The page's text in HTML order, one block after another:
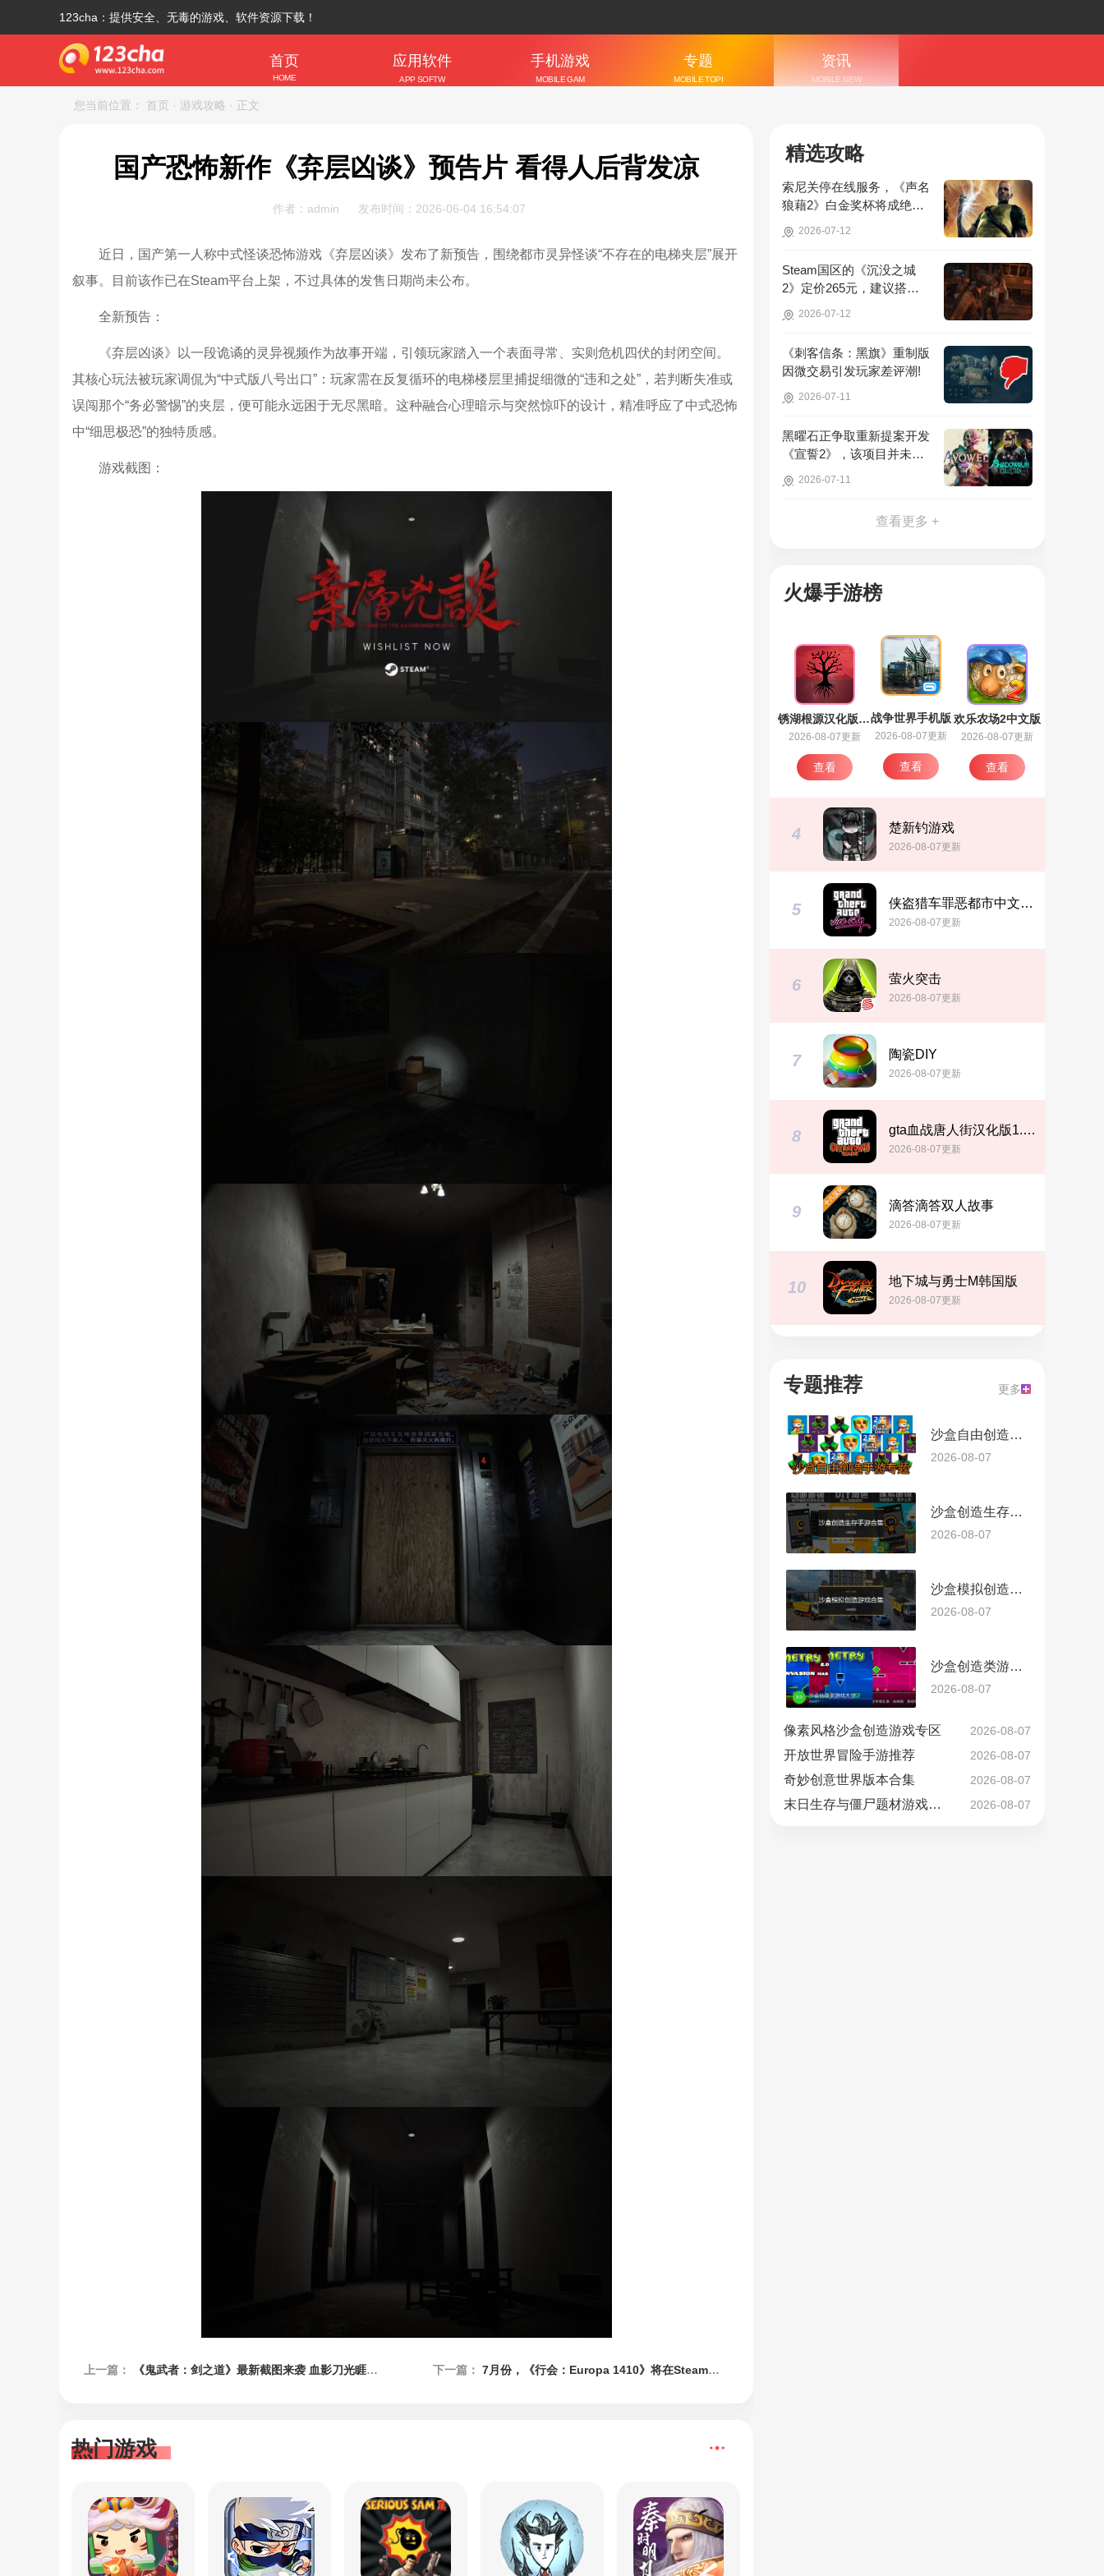
123cha：提供安全、无毒的游戏、软件资源下载！
首页
HOME
应用软件
APP SOFTW
手机游戏
MOBILE GAM
专题
MOBILE TOPI
资讯
MOBILE NEW
您当前位置： 首页 · 游戏攻略 · 正文
国产恐怖新作《弃层凶谈》预告片 看得人后背发凉
作者：admin 发布时间：2026-06-04 16:54:07
近日，国产第一人称中式怪谈恐怖游戏《弃层凶谈》发布了新预告，围绕都市灵异怪谈“不存在的电梯夹层”展开
叙事。目前该作已在Steam平台上架，不过具体的发售日期尚未公布。
全新预告：
《弃层凶谈》以一段诡谲的灵异视频作为故事开端，引领玩家踏入一个表面寻常、实则危机四伏的封闭空间。
其核心玩法被玩家调侃为“中式版八号出口”：玩家需在反复循环的电梯楼层里捕捉细微的“违和之处”，若判断失准或
误闯那个“务必警惕”的夹层，便可能永远困于无尽黑暗。这种融合心理暗示与突然惊吓的设计，精准呼应了中式恐怖
中“细思极恐”的独特质感。
游戏截图：
上一篇： 《鬼武者：剑之道》最新截图来袭 血影刀光睚眦必报 下一篇： 7月份，《行会：Europa 1410》将在Steam上开启抢先体验
热门游戏
精选攻略
索尼关停在线服务，《声名
狼藉2》白金奖杯将成绝
2026-07-12
Steam国区的《沉没之城
2》定价265元，建议搭配4
2026-07-12
《刺客信条：黑旗》重制版
因微交易引发玩家差评潮!
2026-07-11
黑曜石正争取重新提案开发
《宣誓2》，该项目并未彻
2026-07-11
查看更多 +
火爆手游榜
战争世界手机版
2026-08-07更新
查看
锈湖根源汉化版 3.1.5
2026-08-07更新
查看
欢乐农场2中文版
2026-08-07更新
查看
4 楚新钓游戏
2026-08-07更新
5 侠盗猎车罪恶都市中文版(GTA：SA MOD安装器)
2026-08-07更新
6 萤火突击
2026-08-07更新
7 陶瓷DIY
2026-08-07更新
8 gta血战唐人街汉化版1.01
2026-08-07更新
9 滴答滴答双人故事
2026-08-07更新
10 地下城与勇士M韩国版
2026-08-07更新
专题推荐 更多
沙盒自由创造手游专题
2026-08-07
沙盒创造生存手游合集
2026-08-07
沙盒模拟创造游戏合集
2026-08-07
沙盒创造类游戏大全
2026-08-07
像素风格沙盒创造游戏专区 2026-08-07
开放世界冒险手游推荐 2026-08-07
奇妙创意世界版本合集 2026-08-07
末日生存与僵尸题材游戏下载精选 2026-08-07